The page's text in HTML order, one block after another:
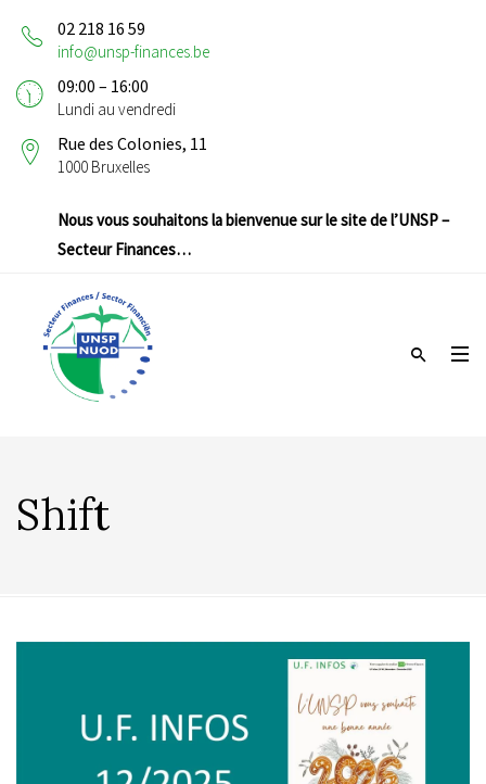
02 218 16 59
info@unsp-finances.be
09:00 – 16:00
Lundi au vendredi
Rue des Colonies, 11
1000 Bruxelles
Nous vous souhaitons la bienvenue sur le site de l’UNSP –
Secteur Finances…
Shift